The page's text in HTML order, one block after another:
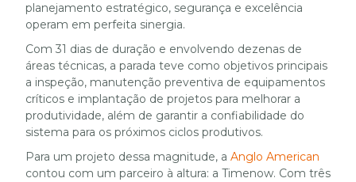
planejamento estratégico, segurança e excelência
operam em perfeita sinergia.
Com 31 dias de duração e envolvendo dezenas de
áreas técnicas, a parada teve como objetivos principais
a inspeção, manutenção preventiva de equipamentos
críticos e implantação de projetos para melhorar a
produtividade, além de garantir a confiabilidade do
sistema para os próximos ciclos produtivos.
Para um projeto dessa magnitude, a Anglo American
contou com um parceiro à altura: a Timenow. Com três